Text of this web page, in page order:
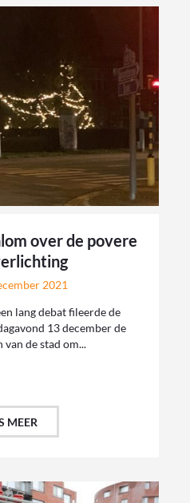
over de povere
2021
lang debat fileerde de
13 december de
van de stad om...
MEER